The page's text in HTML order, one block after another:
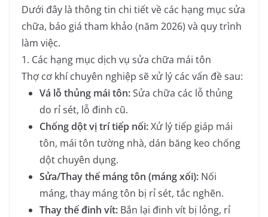
Dưới đây là thông tin chi tiết về các hạng mục sửa
chữa, báo giá tham khảo (năm 2026) và quy trình
làm việc.
1. Các hạng mục dịch vụ sửa chữa mái tôn
Thợ cơ khí chuyên nghiệp sẽ xử lý các vấn đề sau:
Vá lỗ thủng mái tôn:Sửa chữa các lỗ thủng
do rỉ sét, lỗ đinh cũ.
Chống dột vị trí tiếp nối:Xử lý tiếp giáp mái
tôn, mái tôn tường nhà, dán băng keo chống
dột chuyên dụng.
Sửa/Thay thế máng tôn (máng xối): Nối
máng, thay máng tôn bị rỉ sét, tắc nghẽn.
Thay thế đinh vít: Bắn lại đinh vít bị lỏng, rỉ